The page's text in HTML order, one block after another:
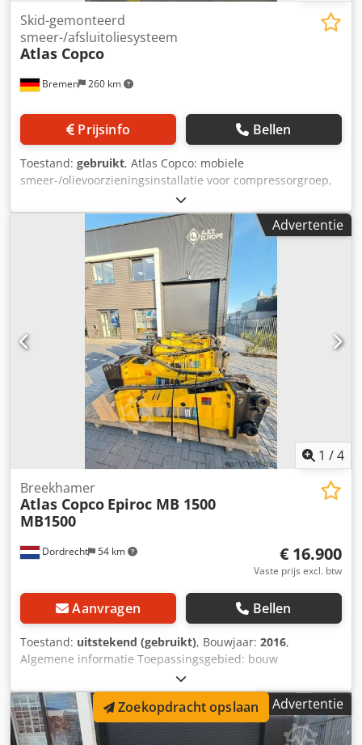
Bremen 260 km
Skid-gemonteerd
smeer-/afsluitoliesysteem
Atlas Copco
Prijsinfo Bellen
Toestand: gebruikt, Atlas Copco: mobiele
smeer-/olievoorzieningsinstallatie voor compressorgroep,
inclusief basisreservoir/tank met pompen, filters, koelers
en kleppenblok. Inclusief leegloopreservoir en diverse
reserveonderdelen en afdichtingen, zoals vermeld in de
hieronder te downloaden lijst. Dodpezmadmofx Alheck Let
op: de verkoop is afhankelijk van de succesvolle afronding
binnen 24 uur van een due diligence-onderzoek (BPDDC)
en het invullen van een verklaring van de eindgebruiker
(EUS) door de koper, en indien de koper niet de
eindgebruiker is, voor elke eindgebruiker. De BPDD- en
EUS-formulieren kunnen van de website worden
gedownload.
Advertentie
1 /4
Dordrecht 54 km
Breekhamer
Atlas Copco Epiroc MB 1500
MB1500
€ 16.900
Vaste prijs excl. btw
Aanvragen Bellen
Toestand: uitstekend (gebruikt), Bouwjaar: 2016,
Algemene informatie Toepassingsgebied: bouw
Referentienummer: 4 Gewichten Leeggewicht: 1.300 kg
Functioneel Afmetingen laadruimte: 200 x 70 x 60 cm CE-
markering: ja Onderhoud, historie en staat Aantal vorige
eigenaren: 1 Technische staat: zeer goed Visuele staat:
Advertentie
Zoekopdracht opslaan